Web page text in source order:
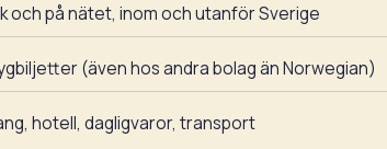
och på nätet, inom och utanför Sverige
(även hos andra bolag än Norwegian)
hotell, dagligvaror, transport